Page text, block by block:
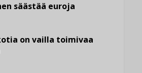
säästää euroja
on vailla toimivaa